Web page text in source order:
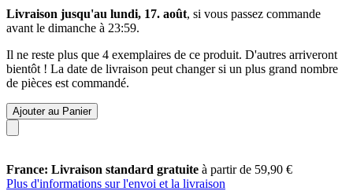
Livraison jusqu'au lundi, 17. août, si vous passez commande
avant le dimanche à 23:59.
Il ne reste plus que 4 exemplaires de ce produit. D'autres arriveront
bientôt ! La date de livraison peut changer si un plus grand nombre
de pièces est commandé.
Ajouter au Panier
France: Livraison standard gratuite à partir de 59,90 €
Plus d'informations sur l'envoi et la livraison